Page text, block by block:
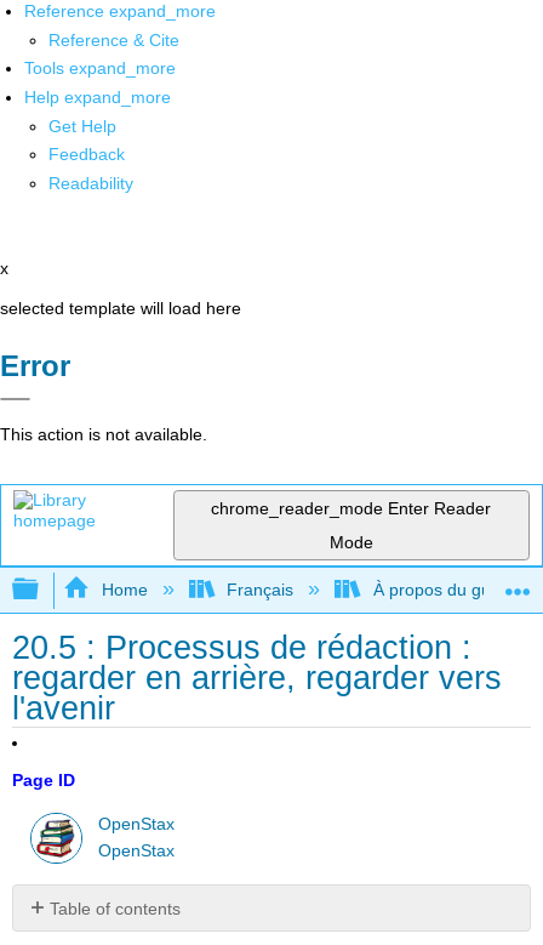
Reference expand_more
Reference & Cite
Tools expand_more
Help expand_more
Get Help
Feedback
Readability
x
selected template will load here
Error
This action is not available.
chrome_reader_mode Enter Reader
Mode
Expand/collapse global hierarchy
Home Français À propos du guide
20.5 : Processus de rédaction :
regarder en arrière, regarder vers
l'avenir
Page ID
OpenStax
OpenStax
Table of contents